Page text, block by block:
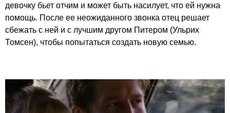
девочку бьет отчим и может быть насилует, что ей нужна
помощь. После ее неожиданного звонка отец решает
сбежать с ней и с лучшим другом Питером (Ульрих
Томсен), чтобы попытаться создать новую семью.